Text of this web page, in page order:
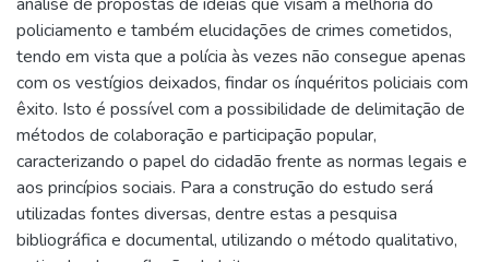
policiamento e também elucidações de crimes cometidos,
tendo em vista que a polícia às vezes não consegue apenas
com os vestígios deixados, findar os ínquéritos policiais com
êxito. Isto é possível com a possibilidade de delimitação de
métodos de colaboração e participação popular,
caracterizando o papel do cidadão frente as normas legais e
aos princípios sociais. Para a construção do estudo será
utilizadas fontes diversas, dentre estas a pesquisa
bibliográfica e documental, utilizando o método qualitativo,